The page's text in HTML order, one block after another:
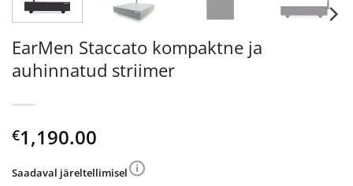
EarMen Staccato kompaktne ja
auhinnatud striimer
€1,190.00
Saadaval järeltellimisel